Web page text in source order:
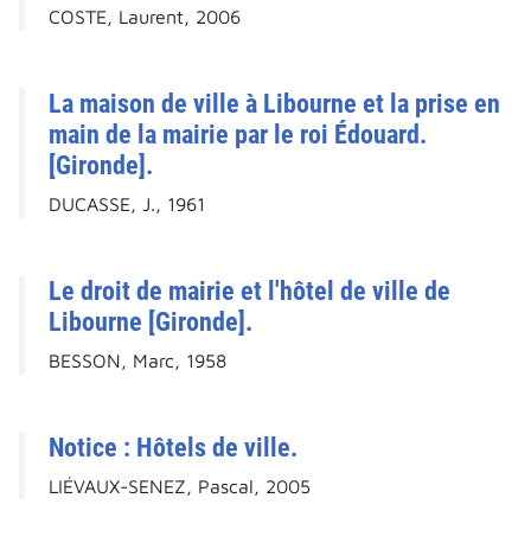
COSTE, Laurent, 2006
La maison de ville à Libourne et la prise en
main de la mairie par le roi Édouard.
[Gironde].
DUCASSE, J., 1961
Le droit de mairie et l'hôtel de ville de
Libourne [Gironde].
BESSON, Marc, 1958
Notice : Hôtels de ville.
LIÉVAUX-SENEZ, Pascal, 2005